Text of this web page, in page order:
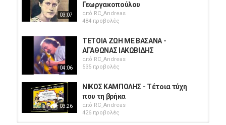
03:07
Γεωργακοπούλου
από RC_Andreas
484 προβολές
04:06
ΤΕΤΟΙΑ ΖΩΗ ΜΕ ΒΑΣΑΝΑ -
ΑΓΑΘΩΝΑΣ ΙΑΚΩΒΙΔΗΣ
από RC_Andreas
535 προβολές
03:26
ΝΙΚΟΣ ΚΑΜΠΟΛΗΣ - Τέτοια τύχη
που τη βρήκα
από RC_Andreas
426 προβολές